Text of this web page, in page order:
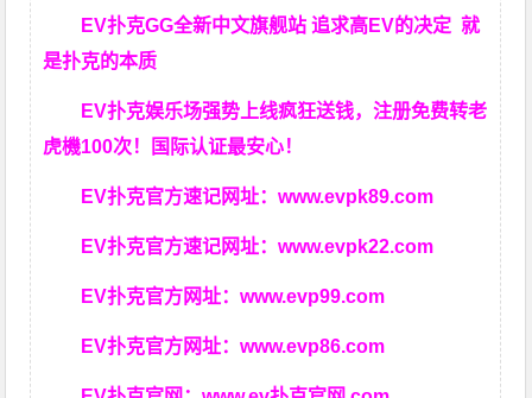
EV扑克GG全新中文旗舰站 追求高EV的决定就
是扑克的本质
EV扑克娱乐场强势上线疯狂送钱，注册免费转老
虎機100次！国际认证最安心！
EV扑克官方速记网址：www.evpk89.com
EV扑克官方速记网址：www.evpk22.com
EV扑克官方网址：www.evp99.com
EV扑克官方网址：www.evp86.com